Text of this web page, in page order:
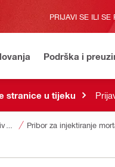
PRIJAVI SE ILI SE
Podrška i
stranice u tijeku
Pribor za injektiranje